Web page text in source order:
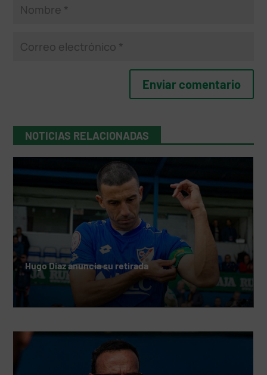
NOTICIAS RELACIONADAS
Hugo Díaz anuncia su retirada